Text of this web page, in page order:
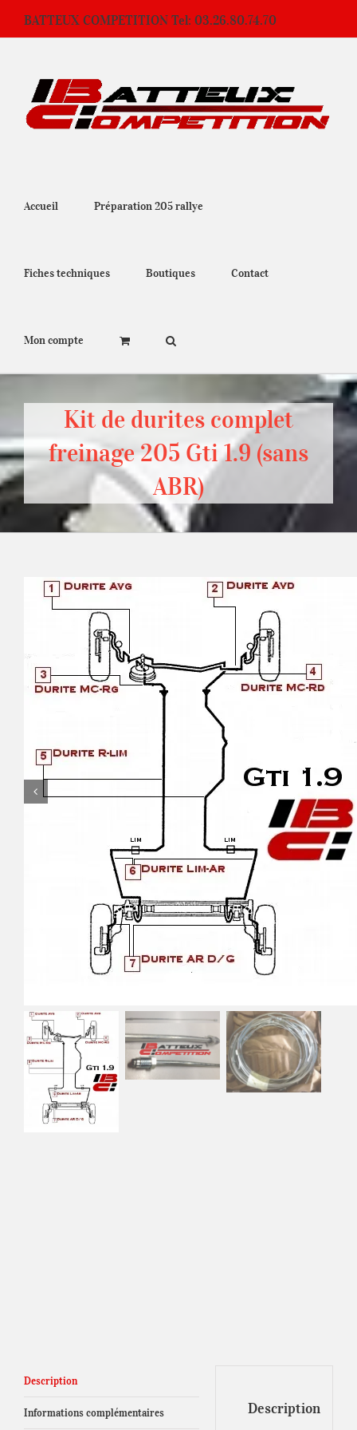
contenu
BATTEUX COMPETITION Tel: 03.26.80.74.70
Accueil Préparation 205 rallye
Fiches techniques Boutiques Contact
Mon compte
Kit de durites complet
freinage 205 Gti 1.9 (sans
ABR)
Description
Informations complémentaires Description